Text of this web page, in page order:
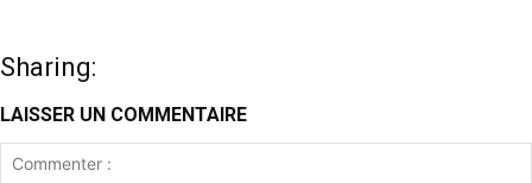
Sharing:
LAISSER UN COMMENTAIRE